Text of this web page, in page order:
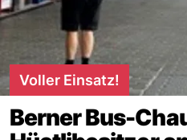
Voller Einsatz!
Berner Bus-